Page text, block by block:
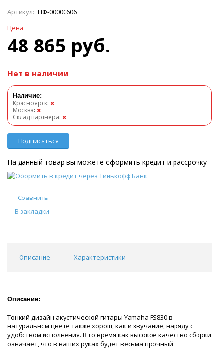
Артикул: НФ-00000606
Цена
48 865 руб.
Нет в наличии
Наличие:
Красноярск: ✖
Москва: ✖
Склад партнера: ✖
Подписаться
На данный товар вы можете оформить кредит и рассрочку
Сравнить
В закладки
Описание Характеристики
Описание:
Тонкий дизайн акустической гитары Yamaha FS830 в
натуральном цвете также хорош, как и звучание, наряду с
удобством исполнения. В то время как высокое качество сборки
означает, что в ваших руках будет весьма прочный